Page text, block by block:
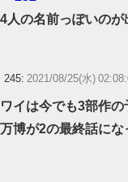
4人の名前っぽいの
245: 2021/08/25(水)
ワイは今でも3部作
万博が2の最終話にな